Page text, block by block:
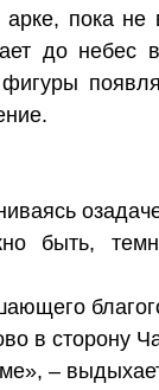
пока не
до небес
быть,
в сторону
–